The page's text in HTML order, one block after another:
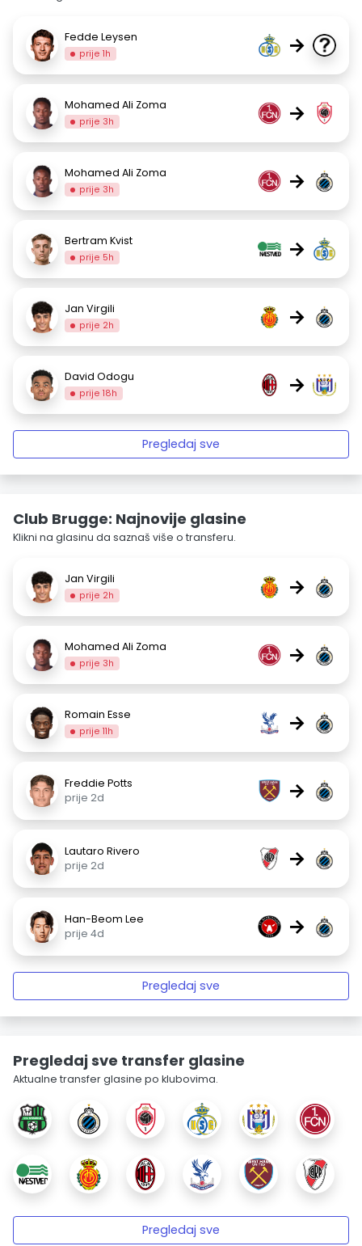
Fedde Leysen
prije 1h →
Mohamed Ali Zoma
prije 3h →
Mohamed Ali Zoma
prije 3h →
Bertram Kvist
prije 5h →
Jan Virgili
prije 2h →
David Odogu
prije 18h →
Pregledaj sve
Club Brugge: Najnovije glasine
Klikni na glasinu da saznaš više o transferu.
Jan Virgili
prije 2h →
Mohamed Ali Zoma
prije 3h →
Romain Esse
prije 11h →
Freddie Potts
prije 2d
→
Lautaro Rivero
prije 2d
→
Han-Beom Lee
prije 4d
→
Pregledaj sve
Pregledaj sve transfer glasine
Aktualne transfer glasine po klubovima.
Pregledaj sve